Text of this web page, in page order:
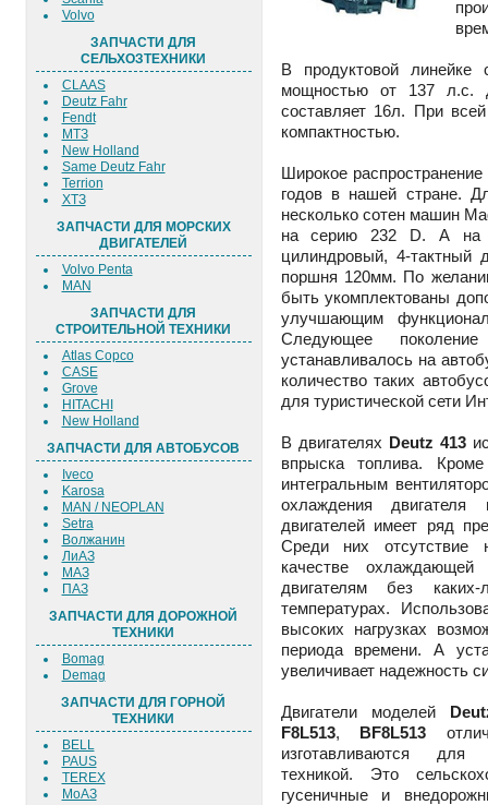
Volvo
ЗАПЧАСТИ ДЛЯ
СЕЛЬХОЗТЕХНИКИ
CLAAS
Deutz Fahr
Fendt
МТЗ
New Holland
Same Deutz Fahr
Terrion
ХТЗ
ЗАПЧАСТИ ДЛЯ МОРСКИХ
ДВИГАТЕЛЕЙ
Volvo Penta
MAN
ЗАПЧАСТИ ДЛЯ
СТРОИТЕЛЬНОЙ ТЕХНИКИ
Atlas Copco
CASE
Grove
HITACHI
New Holland
ЗАПЧАСТИ ДЛЯ АВТОБУСОВ
Iveco
Karosa
MAN / NEOPLAN
Setra
Волжанин
ЛиАЗ
МАЗ
ПАЗ
ЗАПЧАСТИ ДЛЯ ДОРОЖНОЙ
ТЕХНИКИ
Bomag
Demag
ЗАПЧАСТИ ДЛЯ ГОРНОЙ
ТЕХНИКИ
BELL
PAUS
TEREX
МоАЗ
В продуктовой линейке
мощностью от 137 л.с.
составляет 16л. При
компактностью.
Широкое
годов в нашей стране.
несколько сотен машин
на серию 232 D. А на
цилиндровый, 4-тактный
поршня 120мм. По
быть укомплектованы
улучшающим
Следующее
устанавливалось на
количество таких
для туристической сети
В двигателях Deutz 413
впрыска топлива.
интегральным
охлаждения
двигателей имеет ряд
Среди них отсутствие
качестве
двигателям без
температурах.
высоких нагрузках
периода времени. А
увеличивает надежность
Двигатели моделей
F8L513, BF8L513
изготавливаются для
техникой. Это
гусеничные и